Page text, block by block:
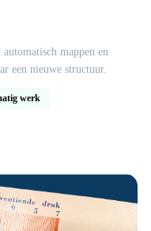
mappen en
een nieuwe structuur.
werk